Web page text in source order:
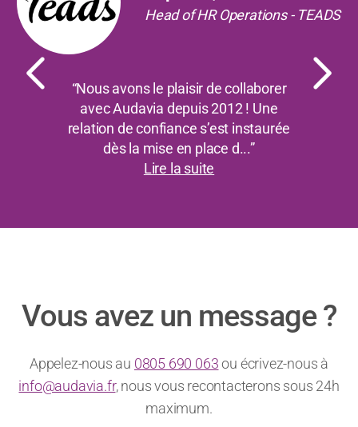
Head of HR Operations - TEADS
“Nous avons le plaisir de collaborer
avec Audavia depuis 2012 ! Une
relation de confiance s’est instaurée
dès la mise en place d...”
Lire la suite
Vous avez un message ?
Appelez-nous au 0805 690 063ou écrivez-nous à
info@audavia.fr, nous vous recontacterons sous 24h
maximum.